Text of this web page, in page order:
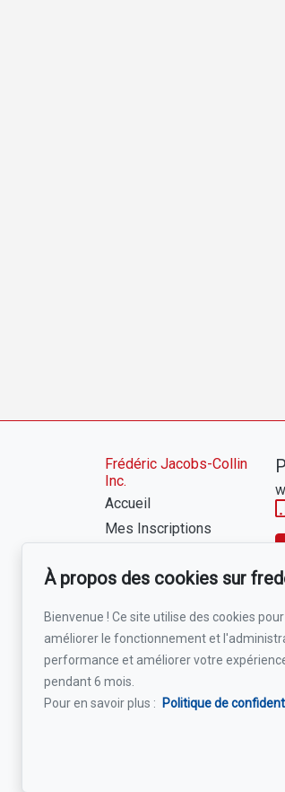
Frédéric Jacobs-Collin
Inc.
Accueil
Mes Inscriptions
Vendre
Témoignages
Blog
Bord de l'eau
Partenaires
À propos des cookies sur
Bienvenue ! Ce site utilise des cookies
améliorer le fonctionnement et
performance et améliorer votre
pendant 6 mois.
Pour en savoir plus :
Politique de